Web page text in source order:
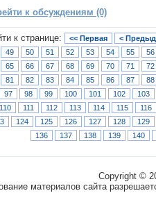
к обсуждениям (0)
к странице: << Первая <
49 50 51 52 53 54 55 56
65 66 67 68 69 70 71 72
81 82 83 84 85 86 87 88
97 98 99 100 101 102 103
110
111 112 113 114 115 116
124 125 126 127 128 129
136
137 138 139 140
Copyright ©
материалов сайта